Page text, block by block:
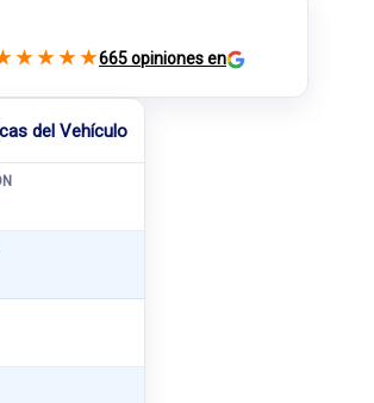
del Vehículo
★ ★ ★ ★665 opiniones en